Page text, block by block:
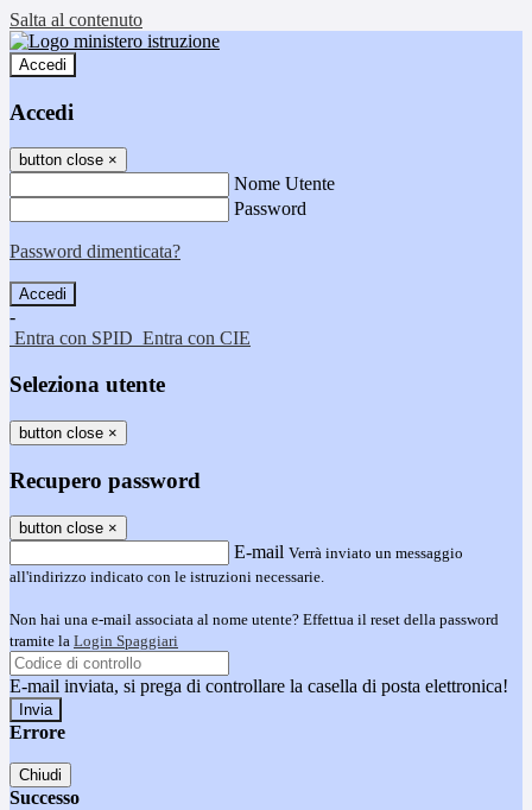
Salta al contenuto
Accedi
Accedi
button close ×
Nome Utente
Password
Password dimenticata?
-
Entra con SPID Entra con CIE
Seleziona utente
button close ×
Recupero password
button close ×
E-mail Verrà inviato un messaggio
all'indirizzo indicato con le istruzioni necessarie.
Non hai una e-mail associata al nome utente? Effettua il reset della password
tramite la Login Spaggiari
E-mail inviata, si prega di controllare la casella di posta elettronica!
Errore
Chiudi
Successo